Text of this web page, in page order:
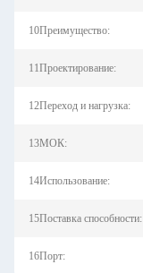
10Преимущество:
11Проектирование:
12Переход и нагрузка:
13МОК:
14Использование:
15Поставка способности:
16Порт: